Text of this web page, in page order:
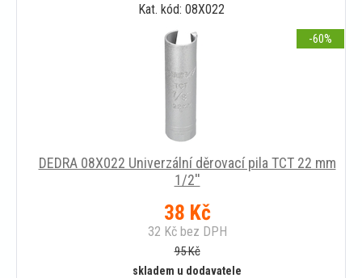
Kat. kód: 08X022
DEDRA 08X022 Univerzální děrovací pila TCT 22 mm
1/2''
38 Kč
32 Kčbez DPH
95Kč
skladem u dodavatele
-60